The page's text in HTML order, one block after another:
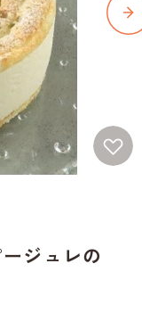
ジュレの